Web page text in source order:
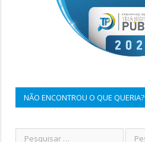
NÃO ENCONTROU O QUE QUERIA?